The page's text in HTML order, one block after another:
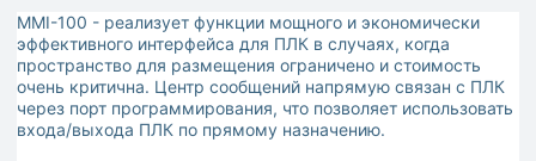
MMI-100 - реализует функции мощного и экономически
эффективного интерфейса для ПЛК в случаях, когда
пространство для размещения ограничено и стоимость
очень критична. Центр сообщений напрямую связан с ПЛК
через порт программирования, что позволяет использовать
входа/выхода ПЛК по прямому назначению.